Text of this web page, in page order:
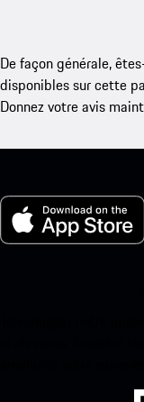
De façon générale,
disponibles sur cette
Donnez votre avis